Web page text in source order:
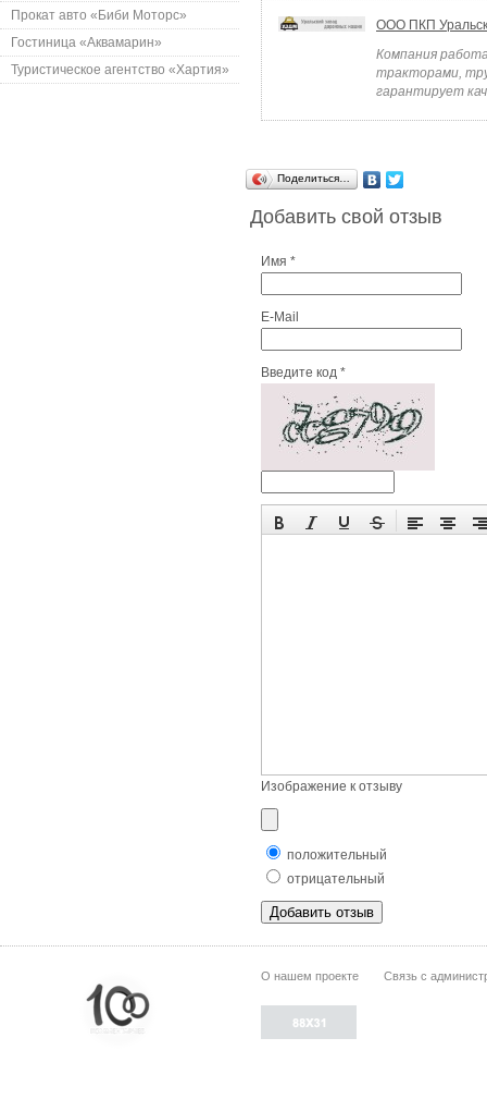
Прокат авто «Биби Моторс»
Гостиница «Аквамарин»
Туристическое агентство «Хартия»
ООО ПКП
Компания
тракторами,
гарантирует
Поделиться…
Добавить свой отзыв
Имя *
E-Mail
Введите код *
Изображение к отзыву
положительный
отрицательный
О нашем проекте Связь с